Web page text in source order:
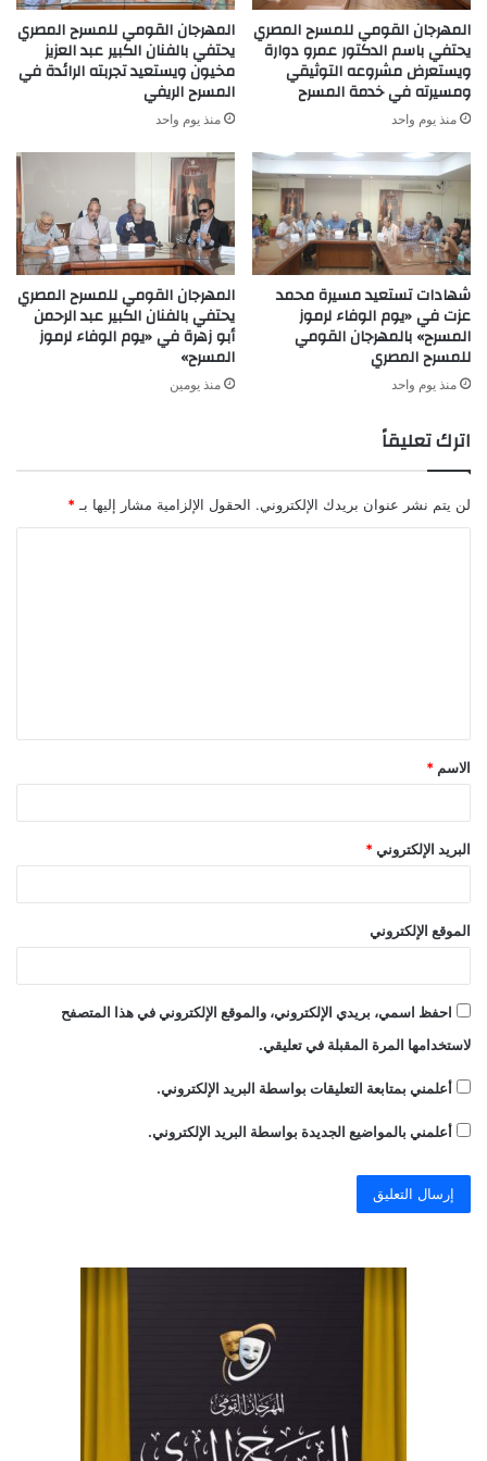
المهرجان القومي للمسرح المصري
يحتفي باسم الدكتور عمرو دوارة
ويستعرض مشروعه التوثيقي
ومسيرته في خدمة المسرح
منذ يوم واحد
المهرجان القومي للمسرح المصري
يحتفي بالفنان الكبير عبد العزيز
مخيون ويستعيد تجربته الرائدة في
المسرح الريفي
منذ يوم واحد
شهادات تستعيد مسيرة محمد
عزت في «يوم الوفاء لرموز
المسرح» بالمهرجان القومي
للمسرح المصري
منذ يوم واحد
المهرجان القومي للمسرح المصري
يحتفي بالفنان الكبير عبد الرحمن
أبو زهرة في «يوم الوفاء لرموز
المسرح»
منذ يومين
اترك تعليقاً
لن يتم نشر عنوان بريدك الإلكتروني. الحقول الإلزامية مشار إليها بـ *
ق
*
الاسم *
البريد الإلكتروني *
الموقع الإلكتروني
احفظ اسمي، بريدي الإلكتروني، والموقع الإلكتروني في هذا المتصفح
لاستخدامها المرة المقبلة في تعليقي.
أعلمني بمتابعة التعليقات بواسطة البريد الإلكتروني.
أعلمني بالمواضيع الجديدة بواسطة البريد الإلكتروني.